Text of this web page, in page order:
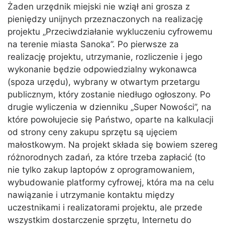
Żaden urzędnik miejski nie wziął ani grosza z
pieniędzy unijnych przeznaczonych na realizację
projektu „Przeciwdziałanie wykluczeniu cyfrowemu
na terenie miasta Sanoka”. Po pierwsze za
realizację projektu, utrzymanie, rozliczenie i jego
wykonanie będzie odpowiedzialny wykonawca
(spoza urzędu), wybrany w otwartym przetargu
publicznym, który zostanie niedługo ogłoszony. Po
drugie wyliczenia w dzienniku „Super Nowości”, na
które powołujecie się Państwo, oparte na kalkulacji
od strony ceny zakupu sprzętu są ujęciem
małostkowym. Na projekt składa się bowiem szereg
różnorodnych zadań, za które trzeba zapłacić (to
nie tylko zakup laptopów z oprogramowaniem,
wybudowanie platformy cyfrowej, która ma na celu
nawiązanie i utrzymanie kontaktu między
uczestnikami i realizatorami projektu, ale przede
wszystkim dostarczenie sprzętu, Internetu do